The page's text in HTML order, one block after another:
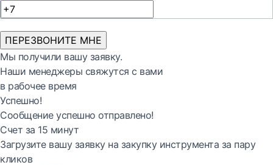
ПЕРЕЗВОНИТЕ МНЕ
Мы получили вашу заявку.
Наши менеджеры свяжутся с вами
в рабочее время
Успешно!
Сообщение успешно отправлено!
Счет за 15 минут
Загрузите вашу заявку на закупку инструмента за пару
кликов